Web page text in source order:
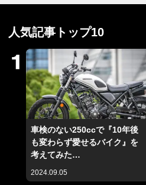
人気記事トップ10
車検のない250ccで『10年後
も変わらず愛せるバイク』を
考えてみた…
2024.09.05